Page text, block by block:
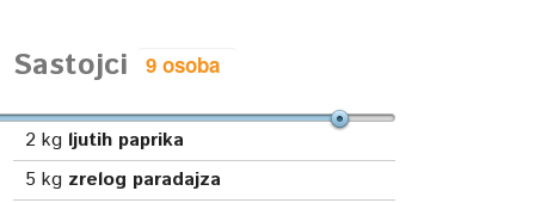
Sastojci
2 kg ljutih paprika
5 kg zrelog paradajza